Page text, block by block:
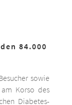
84.000
sowie
Korso des
Diabetes-